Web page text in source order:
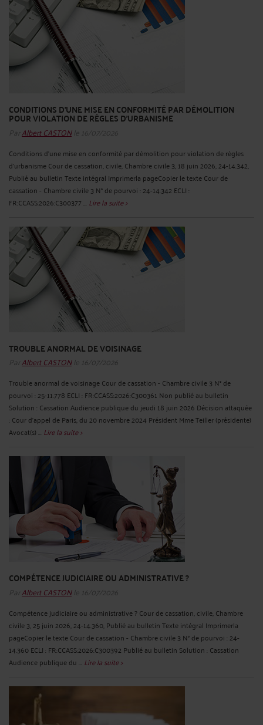
CONDITIONS D'UNE MISE EN CONFORMITÉ PAR DÉMOLITION
POUR VIOLATION DE RÈGLES D'URBANISME
ParAlbert CASTONle 16/07/2026
Conditions d'une mise en conformité par démolition pour violation de règles
d'urbanisme Cour de cassation, civile, Chambre civile 3, 18 juin 2026, 24-14.342,
Publié au bulletin Texte intégral Imprimerla pageCopier le texte Cour de
cassation - Chambre civile 3 N° de pourvoi : 24-14.342 ECLI :
FR:CCASS:2026:C300377 ... Lire la suite >
TROUBLE ANORMAL DE VOISINAGE
ParAlbert CASTONle 16/07/2026
Trouble anormal de voisinage Cour de cassation - Chambre civile 3 N° de
pourvoi : 25-11.778 ECLI : FR:CCASS:2026:C300361 Non publié au bulletin
Solution : Cassation Audience publique du jeudi 18 juin 2026 Décision attaquée
: Cour d'appel de Paris, du 20 novembre 2024 Président Mme Teiller (présidente)
Avocat(s) ... Lire la suite >
COMPÉTENCE JUDICIAIRE OU ADMINISTRATIVE ?
ParAlbert CASTONle 16/07/2026
Compétence judiciaire ou administrative ? Cour de cassation, civile, Chambre
civile 3, 25 juin 2026, 24-14.360, Publié au bulletin Texte intégral Imprimerla
pageCopier le texte Cour de cassation - Chambre civile 3 N° de pourvoi : 24-
14.360 ECLI : FR:CCASS:2026:C300392 Publié au bulletin Solution : Cassation
Audience publique du ... Lire la suite >